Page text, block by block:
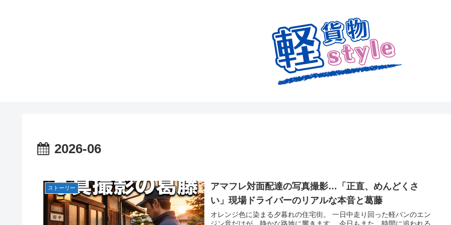
2026-06
ストーリー
アマフレ対面配達の写真撮影…「正直、めんどくさ
い」現場ドライバーのリアルな本音と葛藤
オレンジ色に染まる夕暮れの住宅街。 一日中走り回った軽バンのエン